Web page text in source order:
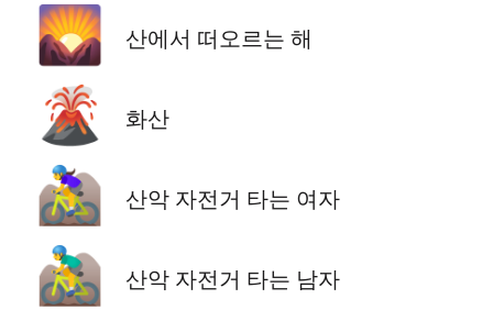
🌄 산에서 떠오르는 해
🌋 화산
🚵‍♀️ 산악 자전거 타는 여자
🚵‍♂️ 산악 자전거 타는 남자